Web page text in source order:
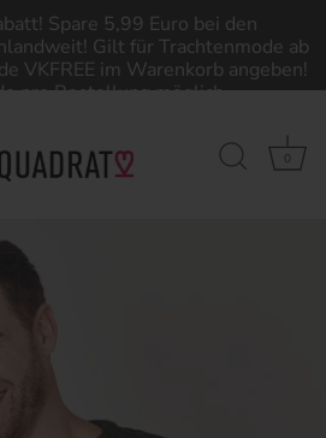
Spare 5,99 Euro bei den
Gilt für Trachtenmode ab
VKFREE im Warenkorb angeben!
pro Bestellung möglich.
0